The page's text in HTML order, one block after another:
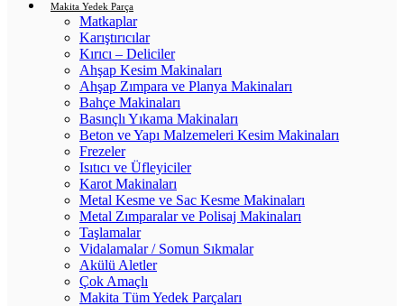
Makita Yedek Parça
Matkaplar
Karıştırıcılar
Kırıcı – Deliciler
Ahşap Kesim Makinaları
Ahşap Zımpara ve Planya Makinaları
Bahçe Makinaları
Basınçlı Yıkama Makinaları
Beton ve Yapı Malzemeleri Kesim Makinaları
Frezeler
Isıtıcı ve Üfleyiciler
Karot Makinaları
Metal Kesme ve Sac Kesme Makinaları
Metal Zımparalar ve Polisaj Makinaları
Taşlamalar
Vidalamalar / Somun Sıkmalar
Akülü Aletler
Çok Amaçlı
Makita Tüm Yedek Parçaları